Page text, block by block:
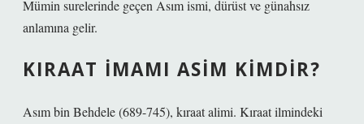
Mümin surelerinde geçen Asım ismi, dürüst ve günahsız
anlamına gelir.
KIRAAT İMAMI ASIM KIMDIR?
Asım bin Behdele (689-745), kıraat alimi. Kıraat ilmindeki